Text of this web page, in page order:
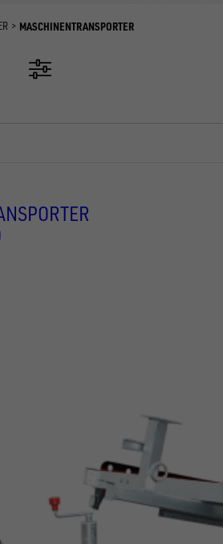
MASCHINENTRANSPORTER